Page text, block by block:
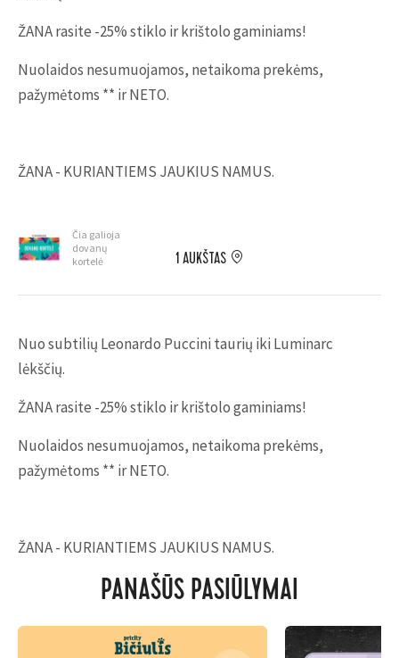
ŽANA rasite -25% stiklo ir krištolo gaminiams!
Nuolaidos nesumuojamos, netaikoma prekėms,
pažymėtoms ** ir NETO.
ŽANA - KURIANTIEMS JAUKIUS NAMUS.
Čia galioja
dovanų
kortelė
1 AUKŠTAS
Nuo subtilių Leonardo Puccini taurių iki Luminarc
lėkščių.
ŽANA rasite -25% stiklo ir krištolo gaminiams!
Nuolaidos nesumuojamos, netaikoma prekėms,
pažymėtoms ** ir NETO.
ŽANA - KURIANTIEMS JAUKIUS NAMUS.
PANAŠŪS PASIŪLYMAI